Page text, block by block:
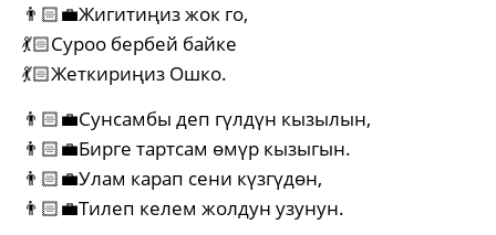
👨🏻‍💼Жигитиңиз жок го,
💃🏻Суроо бербей байке
💃🏻Жеткириңиз Ошко.
👨🏻‍💼Сунсамбы деп гүлдүн кызылын,
👨🏻‍💼Бирге тартсам өмүр кызыгын.
👨🏻‍💼Улам карап сени күзгүдөн,
👨🏻‍💼Тилеп келем жолдун узунун.